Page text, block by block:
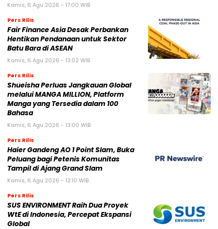
Kamis, 6 Agu 2026 - 17:00 WIB
Pers Rilis
Fair Finance Asia Desak Perbankan
Hentikan Pendanaan untuk Sektor
Batu Bara di ASEAN
Kamis, 6 Agu 2026 - 13:02 WIB
Pers Rilis
Shueisha Perluas Jangkauan Global
melalui MANGA MILLION, Platform
Manga yang Tersedia dalam 100
Bahasa
Kamis, 6 Agu 2026 - 13:00 WIB
Pers Rilis
Haier Gandeng AO 1 Point Slam, Buka
Peluang bagi Petenis Komunitas
Tampil di Ajang Grand Slam
Kamis, 6 Agu 2026 - 12:10 WIB
Pers Rilis
SUS ENVIRONMENT Raih Dua Proyek
WtE di Indonesia, Percepat Ekspansi
Global